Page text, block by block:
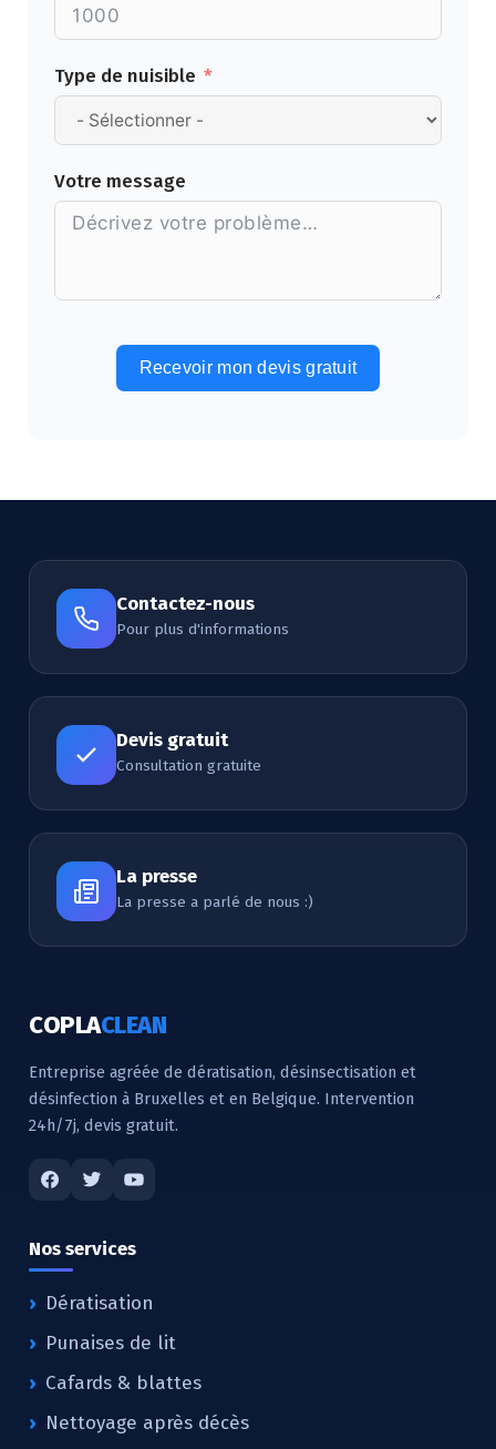
Type de nuisible
Votre message
Recevoir mon devis gratuit
Contactez-nous
Pour plus d'informations
Devis gratuit
Consultation gratuite
La presse
La presse a parlé de nous :)
COPLACLEAN
Entreprise agréée de dératisation, désinsectisation et
désinfection à Bruxelles et en Belgique. Intervention
24h/7j, devis gratuit.
Nos services
Dératisation
Punaises de lit
Cafards & blattes
Nettoyage après décès